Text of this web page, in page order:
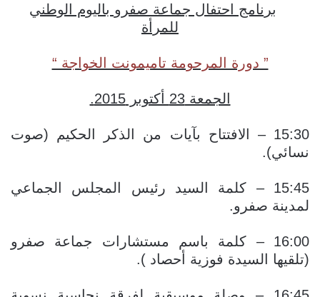
برنامج احتفال جماعة صفرو باليوم الوطني
للمرأة
” دورة المرحومة تاميمونت الخواجة “
الجمعة 23 أكتوبر 2015.
15:30 – الافتتاح بآيات من الذكر الحكيم (صوت
نسائي).
15:45 – كلمة السيد رئيس المجلس الجماعي
لمدينة صفرو.
16:00 – كلمة باسم مستشارات جماعة صفرو
(تلقيها السيدة فوزية أحصاد ).